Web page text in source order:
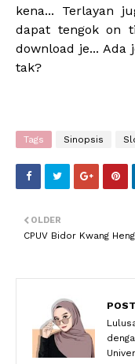
kena... Terlayan
dapat tengok on
download je... Ada
tak?
Tags Sinopsis
OLDER
CPUV Bidor Kwang Heng